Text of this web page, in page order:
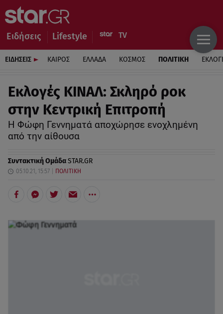
Ειδήσεις Lifestyle
ΕΙΔΗΣΕΙΣ ΚΑΙΡΟΣ ΕΛΛΑΔΑ ΚΟΣΜΟΣ ΠΟΛΙΤΙΚΗ
Eκλογές ΚΙΝΑΛ: Σκληρό ροκ
στην Κεντρική Επιτροπή
Η Φώφη Γεννηματά αποχώρησε ενοχλημένη
από την αίθουσα
Συντακτική ΟμάδαSTAR.GR
05.10.21, 15:57 ΠΟΛΙΤΙΚΗ